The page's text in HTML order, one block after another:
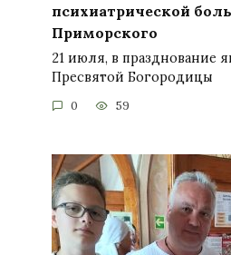
психиатрической
Приморского
21 июля, в празднование
Пресвятой Богородицы
0 59